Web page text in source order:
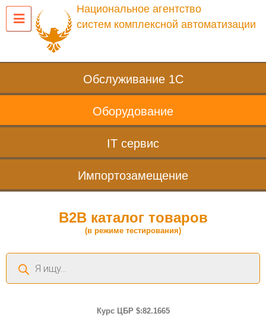
Национальное агентство
систем комплексной автоматизации
Обслуживание 1С
Оборудование
IT сервис
Импортозамещение
B2B каталог товаров
(в режиме тестирования)
Поиск
товаров
Курс ЦБР $:82.1665